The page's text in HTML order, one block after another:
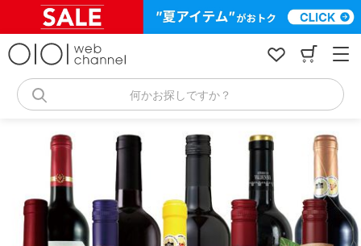
何かお探しですか？